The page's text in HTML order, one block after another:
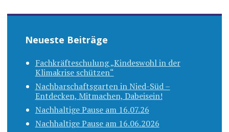
Neueste Beiträge
Fachkräfteschulung „Kindeswohl in der
Klimakrise schützen“
Nachbarschaftsgarten in Nied-Süd –
Entdecken, Mitmachen, Dabeisein!
Nachhaltige Pause am 16.07.26
Nachhaltige Pause am 16.06.2026